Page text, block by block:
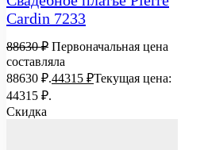
Cardin 7233
88630₽ Первоначальная цена
составляла
88630 ₽.44315 ₽Текущая цена:
44315 ₽.
Скидка